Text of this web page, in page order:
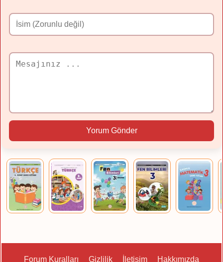
Yorum Gönder
Forum Kuralları Gizlilik İletişim Hakkımızda